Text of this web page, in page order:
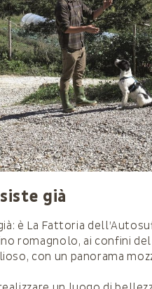
già
è La Fattoria
romagnolo, ai confini
con un panorama